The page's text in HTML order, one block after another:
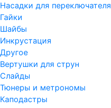
Насадки для переключателя
Гайки
Шайбы
Инкрустация
Другое
Вертушки для струн
Слайды
Тюнеры и метрономы
Каподастры